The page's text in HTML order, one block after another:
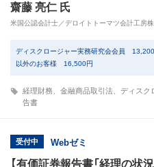
齋藤 亮仁 氏
米国公認会計士／デロイトトーマツ会計工房
ディスクロージャー実務研究会会員
以外のお客様 16,500円
経理財務 金融商品取引法 ディスク
告書
受付中 Webゼミ
【有価証券報告書「経理の